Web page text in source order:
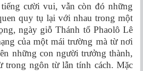
cười vui, vẫn còn đó những
quy tụ lại với nhau trong một
ngày giỗ Thánh tổ Phaolô Lê
của một mái trường mà từ nơi
những con người trưởng thành,
trong ngôn từ lẫn tính cách. Mặc